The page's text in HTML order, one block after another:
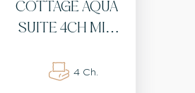
COTTAGE AQUA
SUITE 4CH MIT
PRIVATPOOL -
4 Ch.